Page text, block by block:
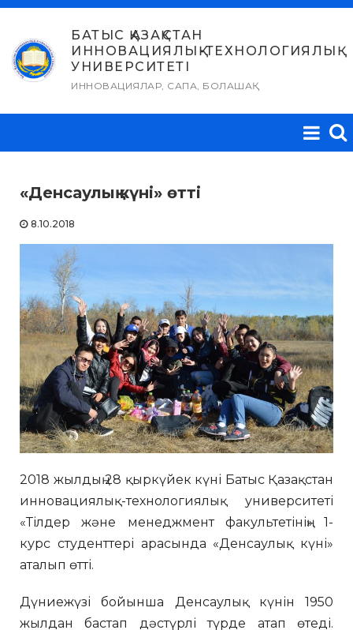
Skip
content
БАТЫС ҚАЗАҚСТАН
ИННОВАЦИЯЛЫҚ-ТЕХНОЛОГИЯЛЫҚ
УНИВЕРСИТЕТІ
ИННОВАЦИЯЛАР, САПА, БОЛАШАҚ
«Денсаулық күні» өтті
8.10.2018
2018 жылдың 28 қыркүйек күні Батыс Қазақстан
инновациялық-технологиялық университеті
«Тілдер және менеджмент факультетінің» 1-
курс студенттері арасында «Денсаулық күні»
аталып өтті.
Дүниежүзі бойынша Денсаулық күнін 1950
жылдан бастап дәстүрлі түрде атап өтеді.